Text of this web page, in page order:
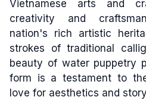
Vietnamese arts and
creativity and
nation's rich artistic
strokes of traditional
beauty of water puppetry
form is a testament to
love for aesthetics and